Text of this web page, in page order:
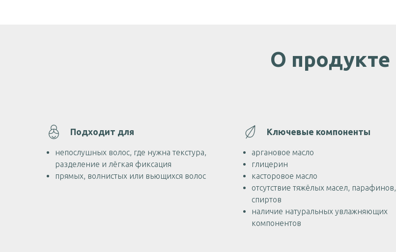
О продукте
Подходит для
непослушных волос, где нужна текстура,
разделение и лёгкая фиксация
прямых, волнистых или вьющихся волос
Ключевые компоненты
аргановое масло
глицерин
касторовое масло
отсутствие тяжёлых масел, парафинов,
спиртов
наличие натуральных увлажняющих
компонентов